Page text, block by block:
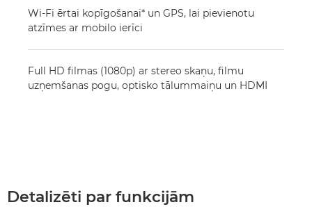
Wi-Fi ērtai kopīgošanai* un GPS, lai pievienotu
atzīmes ar mobilo ierīci
Full HD filmas (1080p) ar stereo skaņu, filmu
uzņemšanas pogu, optisko tālummaiņu un HDMI
Detalizēti par funkcijām